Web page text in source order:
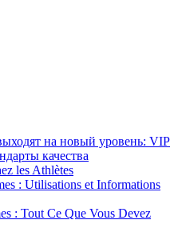
на новый уровень: VIP
качества
les Athlètes
: Utilisations et Informations
: Tout Ce Que Vous Devez